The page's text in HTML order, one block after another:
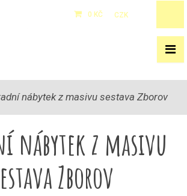
0 KČ CZK
nábytek z masivu sestava Zborov
nábytek z masivu
Zborov